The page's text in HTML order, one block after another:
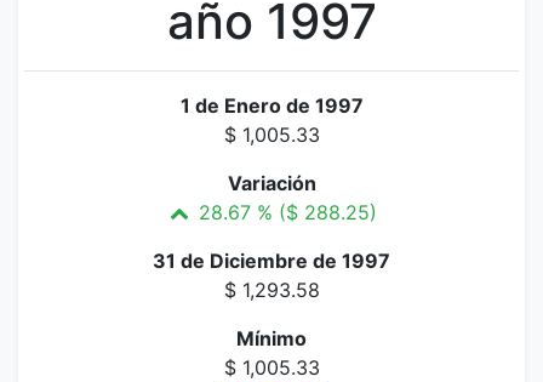
año 1997
1 de Enero de 1997
$ 1,005.33
Variación
28.67 % ($ 288.25)
31 de Diciembre de 1997
$ 1,293.58
Mínimo
$ 1,005.33